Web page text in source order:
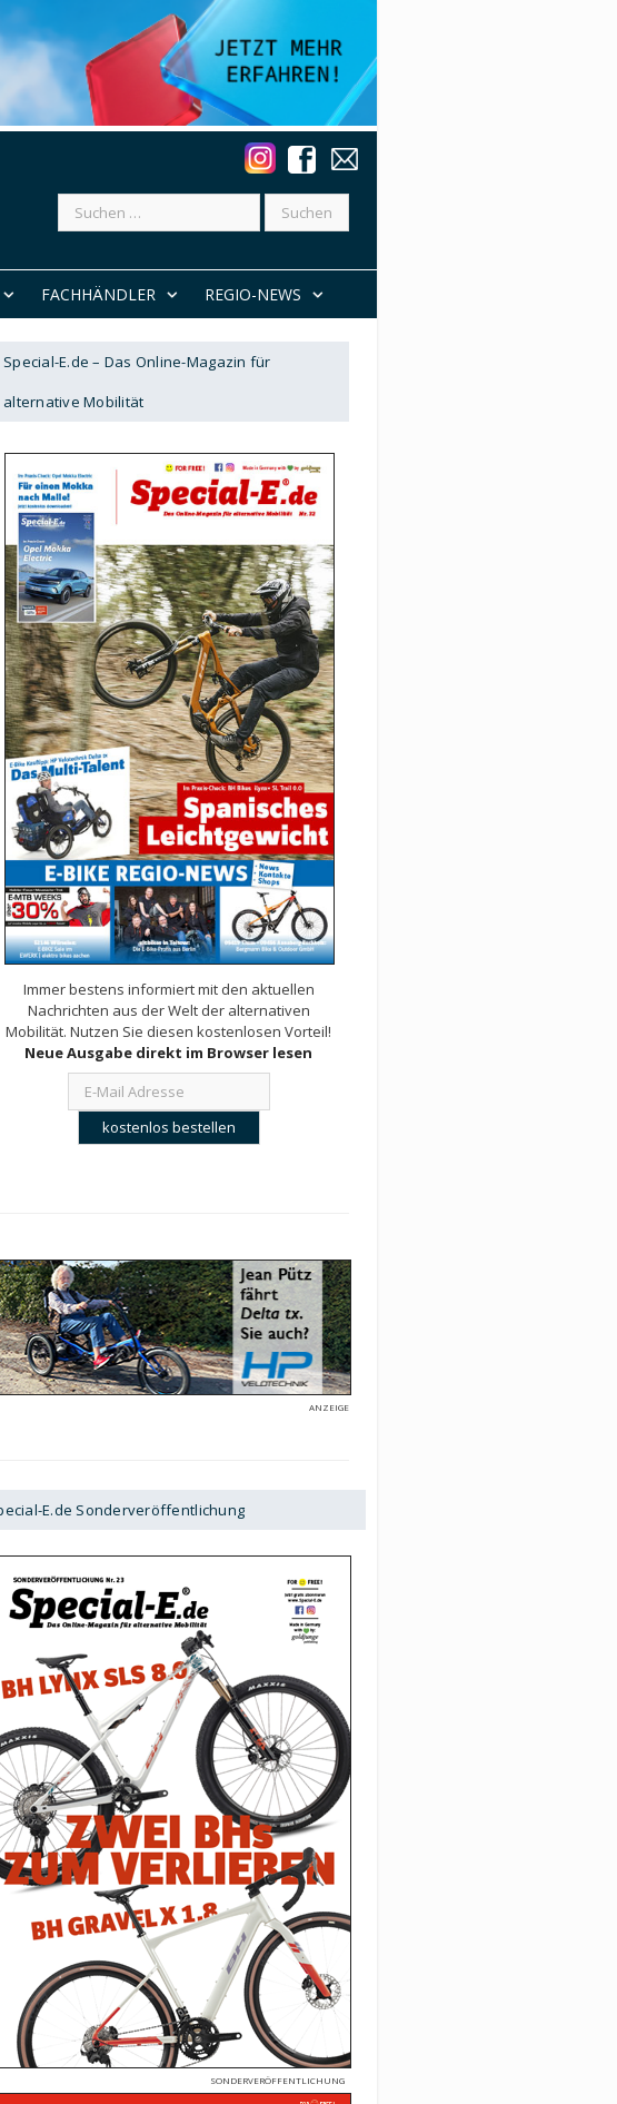
Suchen
FACHHÄNDLER REGIO-NEWS
Special-E.de – Das Online-Magazin für
alternative Mobilität
Immer bestens informiert mit den aktuellen
Nachrichten aus der Welt der alternativen
Mobilität. Nutzen Sie diesen kostenlosen Vorteil!
Neue Ausgabe direkt im Browser lesen
ANZEIGE
E.de Sonderveröffentlichung
SONDERVERÖFFENTLICHUNG